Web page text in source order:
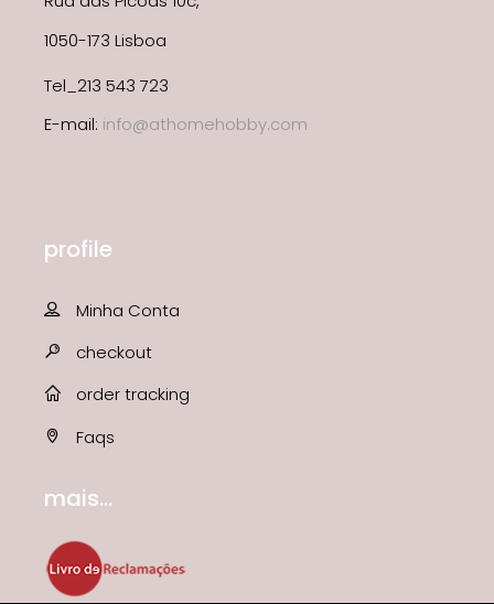
1050-173 Lisboa
Tel_213 543 723
E-mail: info@athomehobby.com
profile
Minha Conta
checkout
order tracking
Faqs
mais...